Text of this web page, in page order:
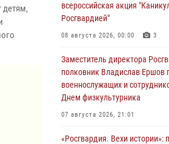
детям,
всероссийская акция
Росгвардией"
08 августа 2026, 00:00 3
Заместитель директора
полковник Владислав Ершов
военнослужащих и
Днем физкультурника
07 августа 2026, 21:01
«Росгвардия. Вехи истории»: